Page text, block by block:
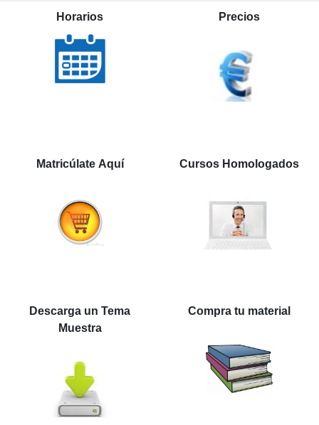
Horarios Precios
Matricúlate Aquí Cursos Homologados
Descarga un Tema
Muestra
Compra tu material